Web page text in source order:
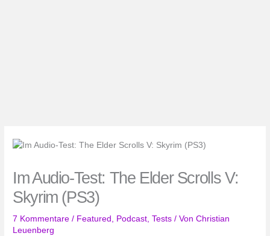
Im Audio-Test: The Elder Scrolls V:
Skyrim (PS3)
7 Kommentare / Featured , Podcast,Tests / VonChristian
Leuenberg